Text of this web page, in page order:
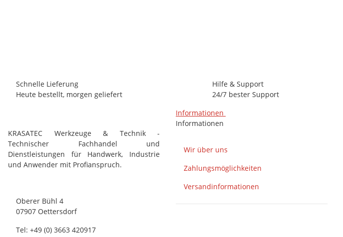
Schnelle Lieferung
Heute bestellt, morgen geliefert
Hilfe & Support
24/7 bester Support
KRASATEC Werkzeuge & Technik -
Technischer Fachhandel und
Dienstleistungen für Handwerk, Industrie
und Anwender mit Profianspruch.
Oberer Bühl 4
07907 Oettersdorf
Tel: +49 (0) 3663 420917
Informationen
Informationen
Wir über uns
Zahlungsmöglichkeiten
Versandinformationen